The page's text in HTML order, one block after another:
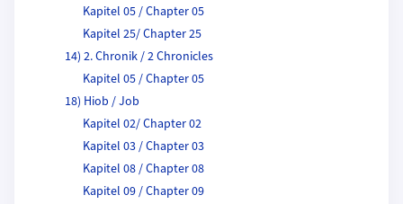
Kapitel 05 / Chapter 05
Kapitel 25/ Chapter 25
14) 2. Chronik / 2 Chronicles
Kapitel 05 / Chapter 05
18) Hiob / Job
Kapitel 02/ Chapter 02
Kapitel 03 / Chapter 03
Kapitel 08 / Chapter 08
Kapitel 09 / Chapter 09